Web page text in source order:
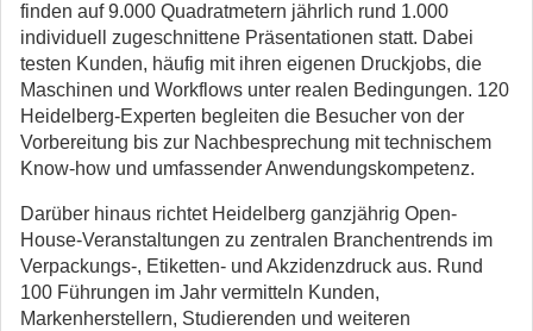
finden auf 9.000 Quadratmetern jährlich rund 1.000
individuell zugeschnittene Präsentationen statt. Dabei
testen Kunden, häufig mit ihren eigenen Druckjobs, die
Maschinen und Workflows unter realen Bedingungen. 120
Heidelberg-Experten begleiten die Besucher von der
Vorbereitung bis zur Nachbesprechung mit technischem
Know-how und umfassender Anwendungskompetenz.
Darüber hinaus richtet Heidelberg ganzjährig Open-
House-Veranstaltungen zu zentralen Branchentrends im
Verpackungs-, Etiketten- und Akzidenzdruck aus. Rund
100 Führungen im Jahr vermitteln Kunden,
Markenherstellern, Studierenden und weiteren